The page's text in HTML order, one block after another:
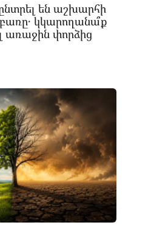
են աշխարհի
կկարողանա՞ք
առաջին փորձից